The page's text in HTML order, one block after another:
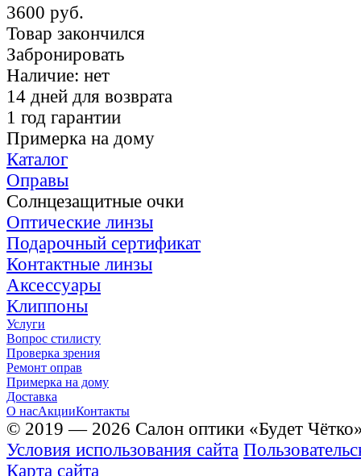
3600 руб.
Товар закончился
Забронировать
Наличие: нет
14 дней для возврата
1 год гарантии
Примерка на дому
Каталог
Оправы
Солнцезащитные очки
Оптические линзы
Подарочный сертификат
Контактные линзы
Аксессуары
Клиппоны
Услуги
Вопрос стилисту
Проверка зрения
Ремонт оправ
Примерка на дому
Доставка
О насАкцииКонтакты
© 2019 — 2026 Салон оптики «Будет
Условия использования сайта
Карта сайта